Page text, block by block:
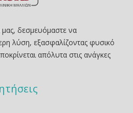
μας, δεσμευόμαστε να
λύση, εξασφαλίζοντας φυσικό
απόλυτα στις ανάγκες